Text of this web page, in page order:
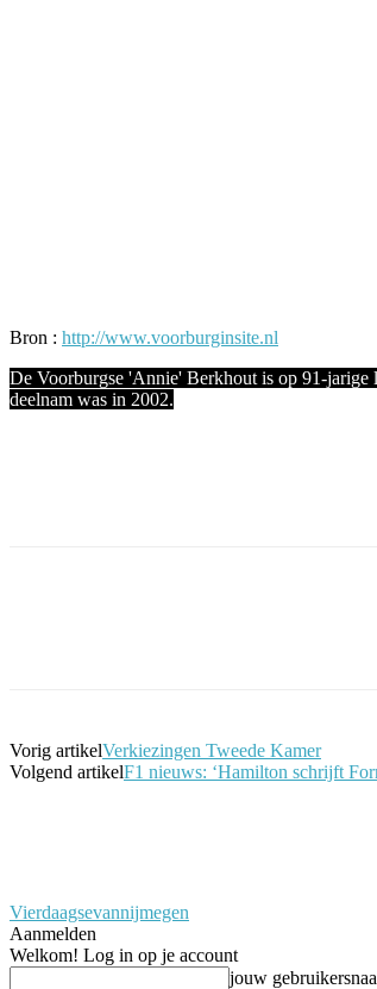
Bron : http://www.voorburginsite.nl
De Voorburgse 'Annie' Berkhout is op 91-jarige
deelnam was in 2002.
Vorig artikelVerkiezingen Tweede Kamer
Volgend artikelF1 nieuws: ‘Hamilton schrijft
Vierdaagsevannijmegen
Aanmelden
Welkom! Log in op je account
jouw